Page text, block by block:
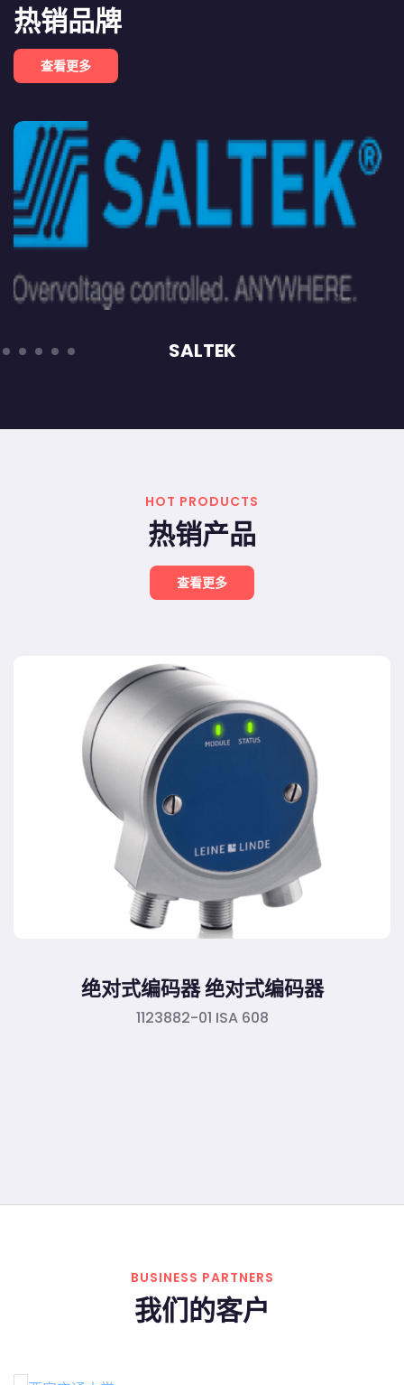
热销品牌
查看更多
SALTEK
HOT PRODUCTS
热销产品
查看更多
绝对式编码器 绝对式编码器
1123882-01 ISA 608
BUSINESS PARTNERS
我们的客户